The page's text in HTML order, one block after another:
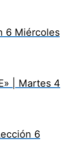
6 Miércoles
| Martes 4
6